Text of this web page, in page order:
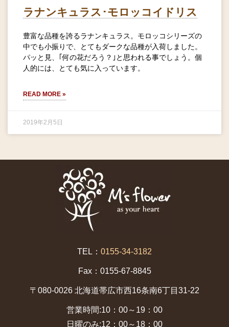
ラナンキュラス･モロッコイドリス
豊富な品種を誇るラナンキュラス。モロッコシリーズの
中でも小振りで、とてもダークな品種が入荷しました。
パッと見、｢何の花だろう？｣と思われる事でしょう。個
人的には、とても気に入っています。
READ MORE »
2019年2月5日
TEL： 0155-34-3182
Fax：0155-67-8845
〒080-0026 北海道帯広市西16条南6丁目31-22
営業時間:10：00～19：00
日曜のみ:12：00～18：00